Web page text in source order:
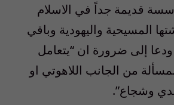
قديمة جداً في الاسلام
المسيحية واليهودية وباقي
ودعا إلى ضرورة ان “يتعامل
من الجانب اللاهوتي او
وشجاع”.